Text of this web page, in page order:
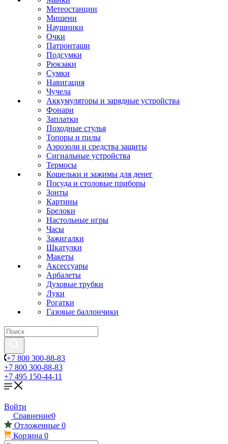
Метеостанции
Мишени
Наушники
Очки
Патронташи
Подсумки
Рюкзаки
Сумки
Навигация
Чучела
Аккумуляторы и зарядные устройства
Фонари
Заплатки
Походные стулья
Топоры и пилы
Аэрозоли и средства защиты
Сигнальные устройства
Термосы
Кошельки и зажимы для денег
Посуда и столовые приборы
Зонты
Картины
Брелоки
Настольные игры
Часы
Зажигалки
Шкатулки
Макеты
Аксессуары
Арбалеты
Духовые трубки
Луки
Рогатки
Газовые баллончики
+7 800 300-88-83
+7 800 300-88-83
+7 495 150-44-11
Войти
Сравнение0
Отложенные 0
Корзина 0